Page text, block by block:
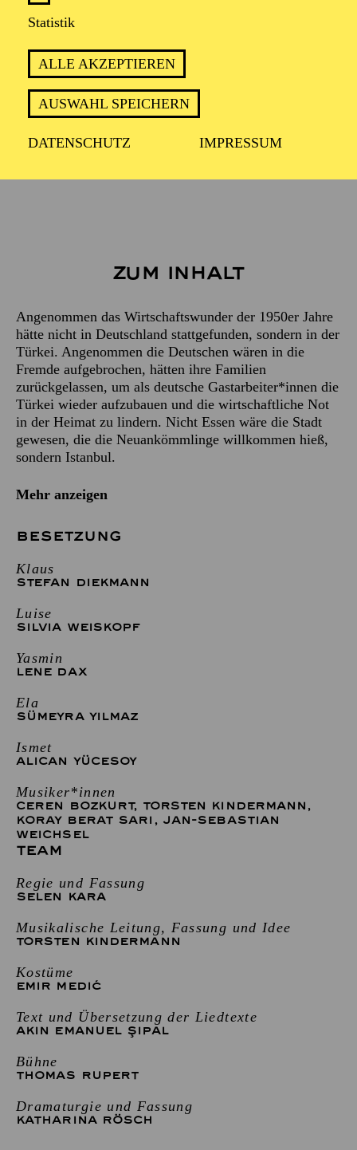
Statistik
ALLE AKZEPTIEREN
AUSWAHL SPEICHERN
DATENSCHUTZ IMPRESSUM
Deutsch mit türkischen Liedtexten
Zum Inhalt
Angenommen das Wirtschaftswunder der 1950er Jahre
hätte nicht in Deutschland stattgefunden, sondern in der
Türkei. Angenommen die Deutschen wären in die
Fremde aufgebrochen, hätten ihre Familien
zurückgelassen, um als deutsche Gastarbeiter*innen die
Türkei wieder aufzubauen und die wirtschaftliche Not
in der Heimat zu lindern. Nicht Essen wäre die Stadt
gewesen, die die Neuankömmlinge willkommen hieß,
sondern Istanbul.
Mehr anzeigen
BESETZUNG
Klaus
STEFAN DIEKMANN
Luise
SILVIA WEISKOPF
Yasmin
LENE DAX
Ela
SÜMEYRA YILMAZ
Ismet
ALICAN YÜCESOY
Musiker*innen
CEREN BOZKURT, TORSTEN KINDERMANN ,
KORAY BERAT SARI , JAN-SEBASTIAN
WEICHSEL
TEAM
Regie und Fassung
SELEN KARA
Musikalische Leitung, Fassung und Idee
TORSTEN KINDERMANN
Kostüme
EMIR MEDIĆ
Text und Übersetzung der Liedtexte
AKIN EMANUEL ŞIPAL
Bühne
THOMAS RUPERT
Dramaturgie und Fassung
KATHARINA RÖSCH